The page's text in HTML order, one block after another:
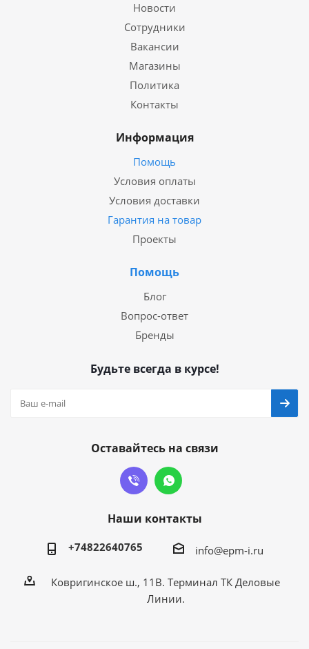
Новости
Сотрудники
Вакансии
Магазины
Политика
Контакты
Информация
Помощь
Условия оплаты
Условия доставки
Гарантия на товар
Проекты
Помощь
Блог
Вопрос-ответ
Бренды
Будьте всегда в курсе!
Оставайтесь на связи
Наши контакты
+74822640765 info@epm-i.ru
Ковригинское ш., 11В. Терминал ТК Деловые
Линии.